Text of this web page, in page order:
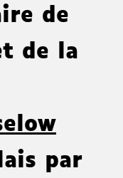
de
de la
par